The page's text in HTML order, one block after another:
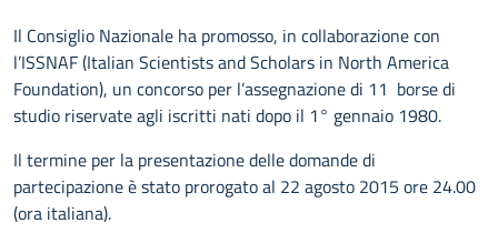
Il Consiglio Nazionale ha promosso, in collaborazione con
l’ISSNAF (Italian Scientists and Scholars in North America
Foundation), un concorso per l’assegnazione di 11 borse di
studio riservate agli iscritti nati dopo il 1° gennaio 1980.
Il termine per la presentazione delle domande di
partecipazione è stato prorogato al 22 agosto 2015 ore 24.00
(ora italiana).